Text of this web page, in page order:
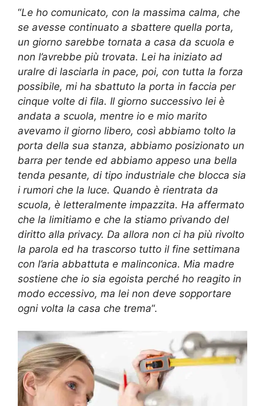
“Le ho comunicato, con la massima calma, che
se avesse continuato a sbattere quella porta,
un giorno sarebbe tornata a casa da scuola e
non l’avrebbe più trovata. Lei ha iniziato ad
uralre di lasciarla in pace, poi, con tutta la forza
possibile, mi ha sbattuto la porta in faccia per
cinque volte di fila. Il giorno successivo lei è
andata a scuola, mentre io e mio marito
avevamo il giorno libero, così abbiamo tolto la
porta della sua stanza, abbiamo posizionato un
barra per tende ed abbiamo appeso una bella
tenda pesante, di tipo industriale che blocca sia
i rumori che la luce. Quando è rientrata da
scuola, è letteralmente impazzita. Ha affermato
che la limitiamo e che la stiamo privando del
diritto alla privacy. Da allora non ci ha più rivolto
la parola ed ha trascorso tutto il fine settimana
con l’aria abbattuta e malinconica. Mia madre
sostiene che io sia egoista perché ho reagito in
modo eccessivo, ma lei non deve sopportare
ogni volta la casa che trema“.